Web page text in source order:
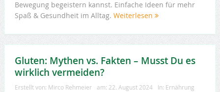
Bewegung begeistern kannst. Einfache Ideen für mehr
Spaß & Gesundheit im Alltag. Weiterlesen
Gluten: Mythen vs. Fakten – Musst Du es
wirklich vermeiden?
Erstellt von: Mirco Rehmeier am: 22. August 2024 In: Ernährung